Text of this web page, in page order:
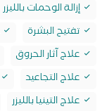
إزالة الوحمات بالليزر
تفتيح البشرة
علاج آثار الحروق
علاج التجاعيد
علاج التينيا بالليزر